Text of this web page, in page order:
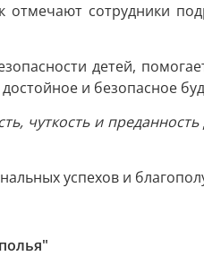
отмечают сотрудники
детей,
и безопасное
чуткость и
успехов и